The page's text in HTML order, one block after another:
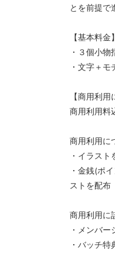
とを前提で
【基本料金】
・３個小
・文字＋
【商用利用
商用利用料
商用利用に
・イラス
・金銭(ポ
ストを配布
商用利用に
・メンバ
・バッチ特